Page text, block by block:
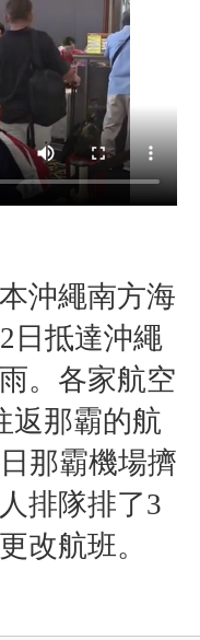
沖繩南方海
日抵達沖繩
。各家航空
返那霸的航
日 那霸機場擠
排隊排了3
改航班。